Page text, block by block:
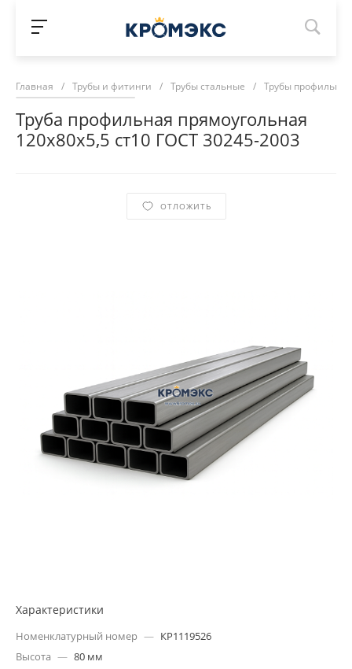
Главная / Трубы и фитинги / Трубы стальные / Трубы
Труба профильная прямоугольная
120х80х5,5 ст10 ГОСТ 30245-2003
ОТЛОЖИТЬ
Характеристики
Номенклатурный номер — КР1119526
Высота — 80 мм